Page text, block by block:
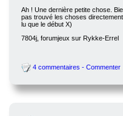
Ah ! Une dernière petite chose.
pas trouvé les choses
lu que le début X)
7804j, forumjeux sur Rykke-Errel
4 commentaires - Commenter